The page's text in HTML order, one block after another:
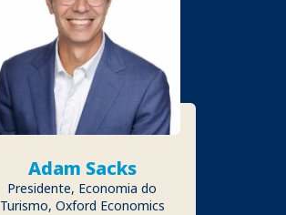
Adam Sacks
Presidente, Economia do
Turismo, Oxford Economics